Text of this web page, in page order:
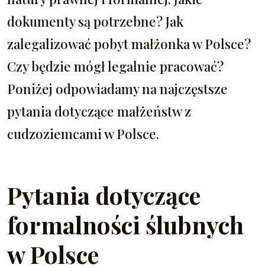
dokumenty są potrzebne? Jak
zalegalizować pobyt małżonka w Polsce?
Czy będzie mógł legalnie pracować?
Poniżej odpowiadamy na najczęstsze
pytania dotyczące małżeństw z
cudzoziemcami w Polsce.
Pytania dotyczące
formalności ślubnych
w Polsce